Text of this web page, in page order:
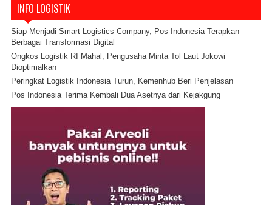
INFO LOGISTIK
Siap Menjadi Smart Logistics Company, Pos Indonesia Terapkan
Berbagai Transformasi Digital
Ongkos Logistik RI Mahal, Pengusaha Minta Tol Laut Jokowi
Dioptimalkan
Peringkat Logistik Indonesia Turun, Kemenhub Beri Penjelasan
Pos Indonesia Terima Kembali Dua Asetnya dari Kejakgung